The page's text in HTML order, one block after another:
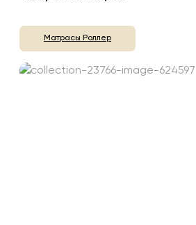
Матрасы Роллер